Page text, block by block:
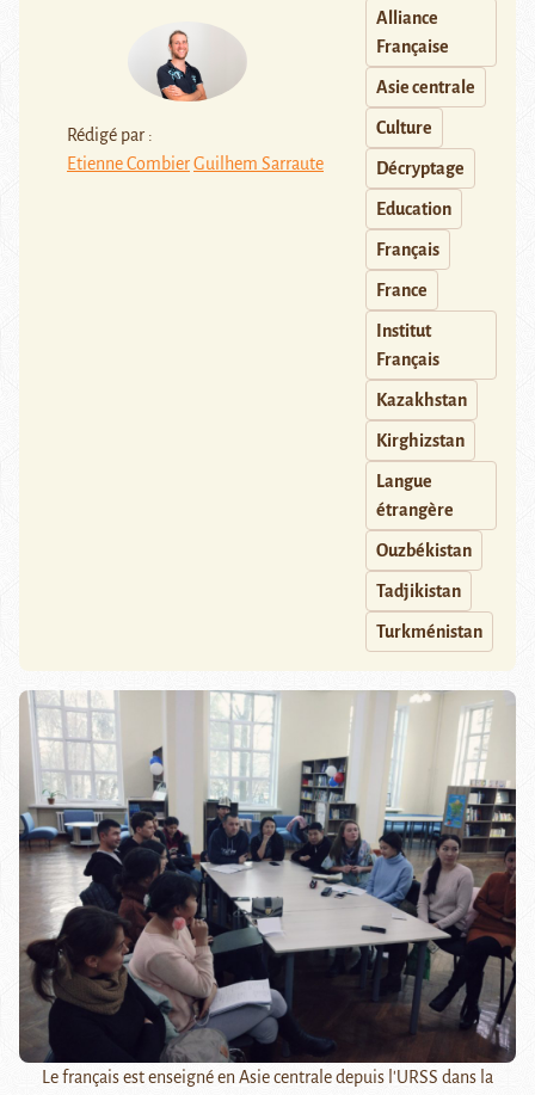
Rédigé par :
Etienne CombierGuilhem Sarraute
Alliance
Française
Asie centrale
Culture
Décryptage
Education
Français
France
Institut
Français
Kazakhstan
Kirghizstan
Langue
étrangère
Ouzbékistan
Tadjikistan
Turkménistan
Le français est enseigné en Asie centrale depuis l'URSS dans la